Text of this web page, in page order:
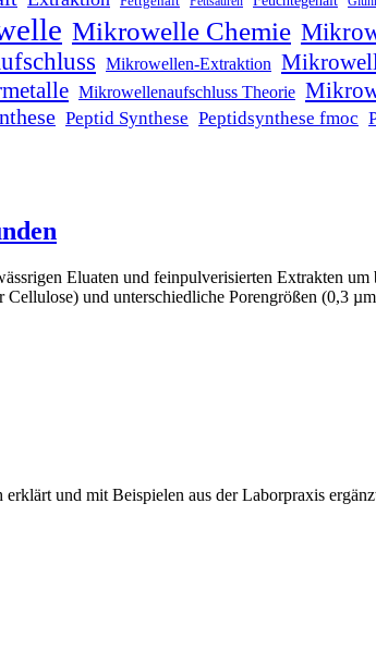
Mikrowelle Chemie
Mikrowellen-Extraktion
Mikrowellenaufschluss Theorie
Peptid Synthese Peptidsynthese fmoc
Eluaten und feinpulverisierten Extrakten
und unterschiedliche Porengrößen (0,3
und mit Beispielen aus der Laborpraxis